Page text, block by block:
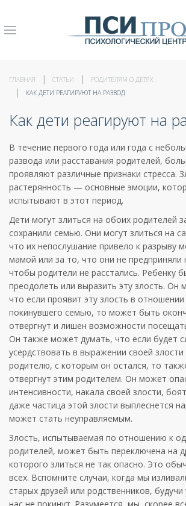
ГЛАВНАЯ СТАТЬИ
РОДИТЕЛЯМ О ДЕТЯХ
КАК ДЕТИ РЕАГИРУЮТ НА РАЗВОД
Как дети реагируют на
В течение первого года или года с
развода или расставания родителей,
проявляют различные признаки стресса.
растерянность — основные эмоции,
испытывают в этот период.
Дети могут злиться на обоих родителей
сохранили семью. Они могут злиться на
что их непослушание привело к разрыву
мамой или за то, что они не предприняли
чтобы родители не расстались. Ребенку
преодолеть или выразить эту злость. Он
что если проявит эту злость в
покинувшего семью, то может быть
отвергнут и лишен возможности
Он также может думать, что если будет
усердствовать в выражении своей
родителю, с которым он остался, то
отвергнут этим родителем. Он может
интенсивности, накала своей злости,
даже частица этой злости выплеснется
может стать неуправляемым.
Злость, испытываемая по отношению к
родителей, может быть переключена на
которого злиться не так опасно. Это
всех. Вспомните случаи, когда мы
старых друзей или родственников,